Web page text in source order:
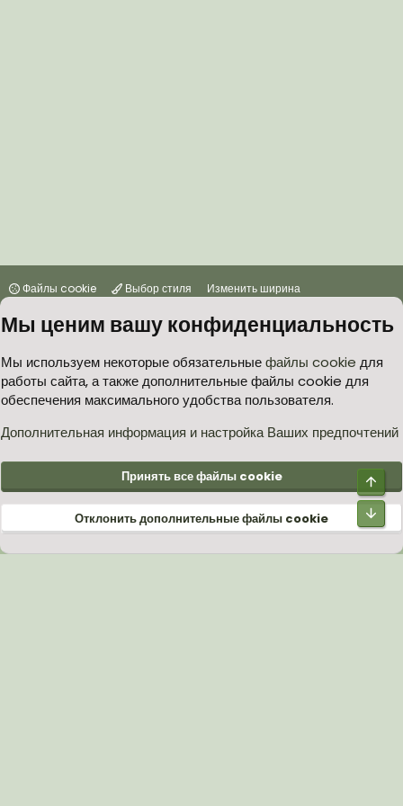
Файлы cookie Выбор стиля Изменить ширина
Условия и правила
Политика в отношении обработки персональных данных
Согласие на обработку персональных данных
Помощь Главная
R
Community platform by XenForo ® © 2010-2026 XenForo Ltd.
Мы ценим вашу конфиденциальность
Мы используем некоторые обязательныефайлы cookie для
работы сайта, а также дополнительные файлы cookie для
обеспечения максимального удобства пользователя.
Дополнительная информация и настройка Ваших предпочтений
Принять все файлы cookie
Отклонить дополнительные файлы cookie